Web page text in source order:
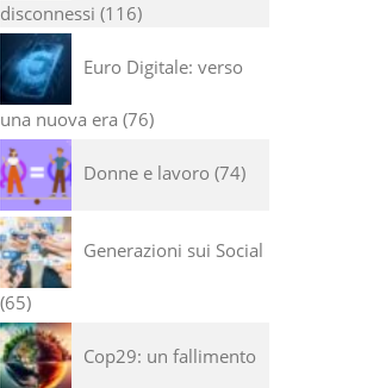
disconnessi 116
Euro Digitale: verso
una nuova era 76
Donne e lavoro 74
Generazioni sui Social
65
Cop29: un fallimento